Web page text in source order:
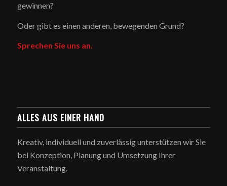
gewinnen?
Oder gibt es einen anderen, bewegenden Grund?
Sprechen Sie uns an.
ALLES AUS EINER HAND
Kreativ, individuell und zuverlässig unterstützen wir Sie
bei Konzeption, Planung und Umsetzung Ihrer
Veranstaltung.